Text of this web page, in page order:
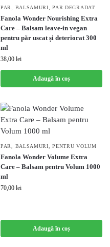
PAR BALSAMURI ,PAR DEGRADAT
Fanola Wonder Nourishing Extra
Care – Balsam leave-in vegan
pentru păr uscat și deteriorat 300
ml
38,00 lei
Adaugă în coș
PAR BALSAMURI ,PENTRU VOLUM
Fanola Wonder Volume Extra
Care – Balsam pentru Volum 1000
ml
70,00 lei
Adaugă în coș